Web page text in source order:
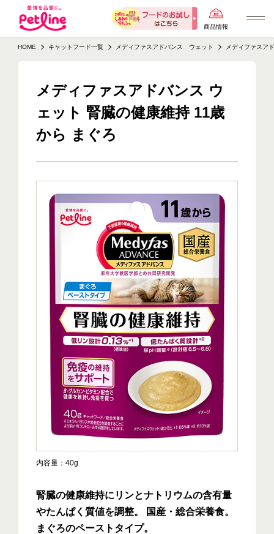
商品情報
HOME キャットフード一覧 メディファスアドバンス ウェット メディファスア
メディファスアドバンス ウ
ェット 腎臓の健康維持 11歳
から まぐろ
内容量 40g
腎臓の健康維持にリンとナトリウムの含有量
やたんぱく質値を調整。 国産・総合栄養食。
まぐろのペーストタイプ。